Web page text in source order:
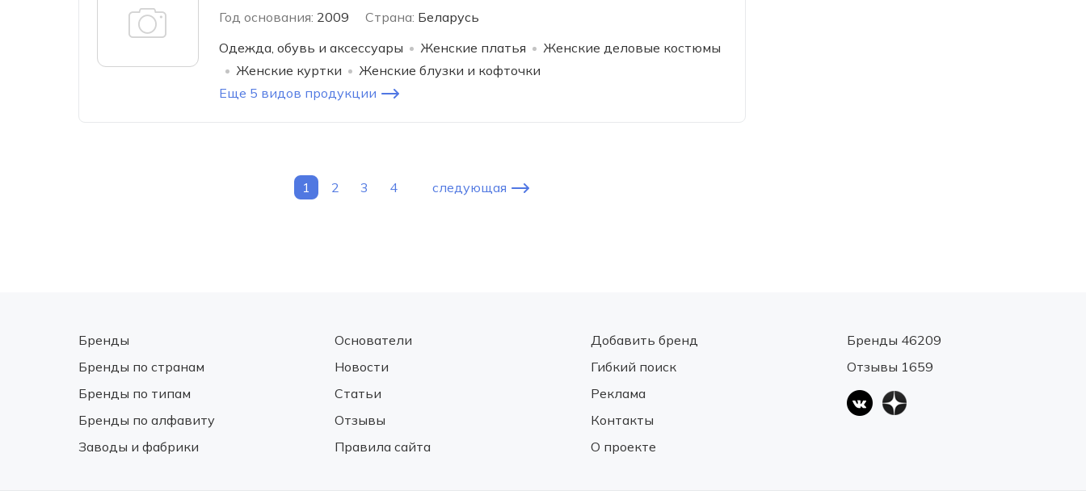
Год основания: 2009 Страна: Беларусь
Одежда, обувь и аксессуары
Женские платья
Женские деловые костюмы
Женские куртки
Женские блузки и кофточки
Еще 5 видов продукции
1 2 3 4 следующая
Бренды
Бренды по странам
Бренды по типам
Бренды по алфавиту
Заводы и фабрики
Основатели
Новости
Статьи
Отзывы
Правила сайта
Добавить бренд
Гибкий поиск
Реклама
Контакты
О проекте
Бренды 46209
Отзывы 1659